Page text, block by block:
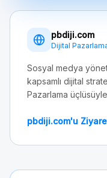
pbdiji.com
Dijital
Sosyal medya
kapsamlı dijital
Pazarlama
pbdiji.com'u